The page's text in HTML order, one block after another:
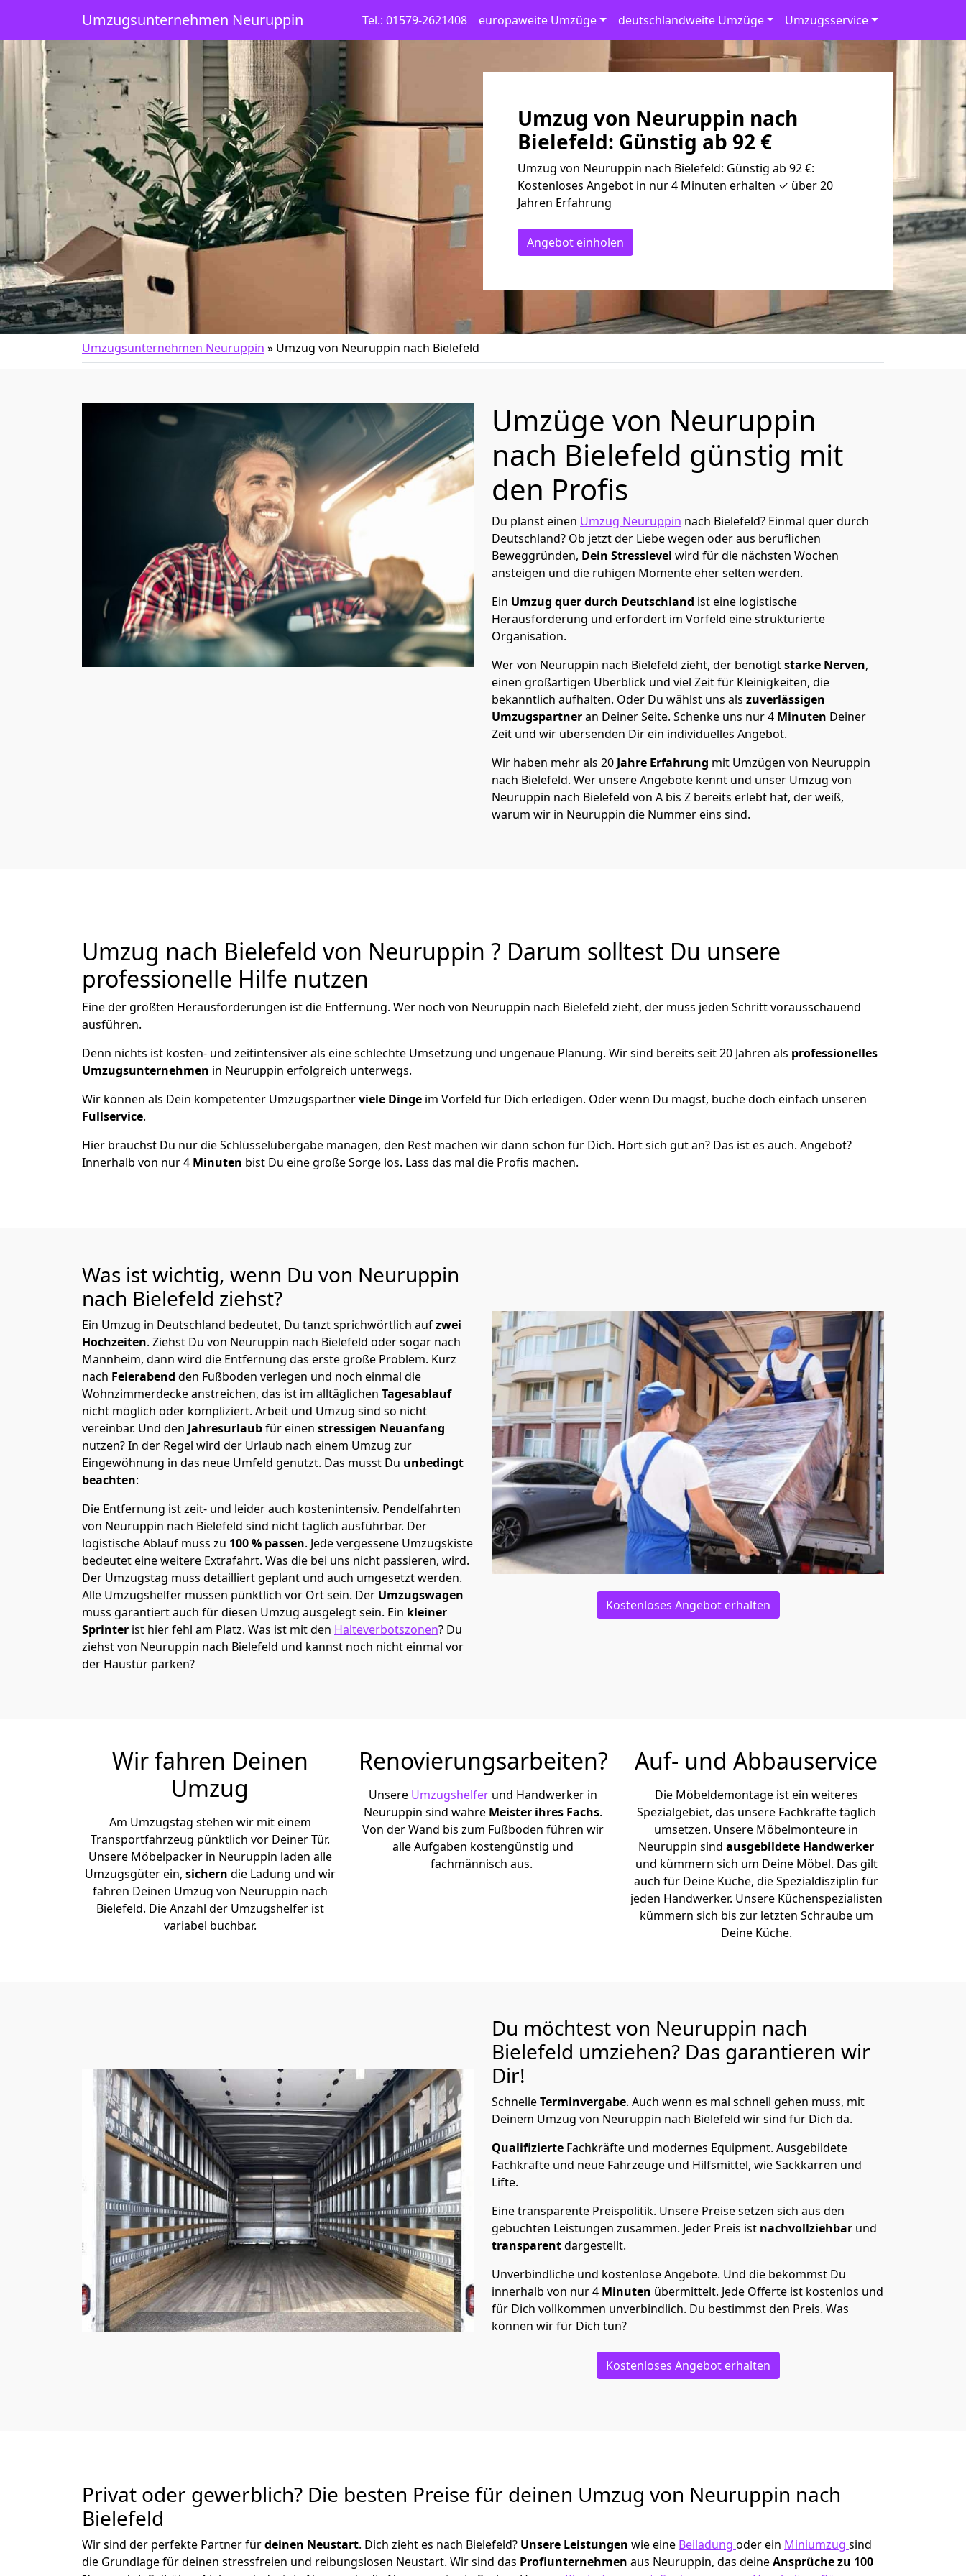
Umzugsunternehmen Neuruppin Tel.: 01579-2621408 europaweite Umzüge deutschlandweite Umzüge Umzugsservice
Umzug von Neuruppin nach
Bielefeld: Günstig ab 92 €
Umzug von Neuruppin nach Bielefeld: Günstig ab 92 €:
Kostenloses Angebot in nur 4 Minuten erhalten ✓ über 20
Jahren Erfahrung
Angebot einholen
Umzugsunternehmen Neuruppin » Umzug von Neuruppin nach Bielefeld
Umzüge von Neuruppin
nach Bielefeld günstig mit
den Profis
Du planst einen Umzug Neuruppin nach Bielefeld? Einmal quer durch
Deutschland? Ob jetzt der Liebe wegen oder aus beruflichen
Beweggründen, Dein Stresslevel wird für die nächsten Wochen
ansteigen und die ruhigen Momente eher selten werden.
Ein Umzug quer durch Deutschland ist eine logistische
Herausforderung und erfordert im Vorfeld eine strukturierte
Organisation.
Wer von Neuruppin nach Bielefeld zieht, der benötigtstarke Nerven,
einen großartigen Überblick und viel Zeit für Kleinigkeiten, die
bekanntlich aufhalten. Oder Du wählst uns als zuverlässigen
Umzugspartneran Deiner Seite. Schenke uns nur4 Minuten Deiner
Zeit und wir übersenden Dir ein individuelles Angebot.
Wir haben mehr als 20 Jahre Erfahrung mit Umzügen von Neuruppin
nach Bielefeld. Wer unsere Angebote kennt und unser Umzug von
Neuruppin nach Bielefeld von A bis Z bereits erlebt hat, der weiß,
warum wir in Neuruppin die Nummer eins sind.
Umzug nach Bielefeld von Neuruppin ? Darum solltest Du unsere
professionelle Hilfe nutzen
Eine der größten Herausforderungen ist die Entfernung. Wer noch von Neuruppin nach Bielefeld zieht, der muss jeden Schritt vorausschauend
ausführen.
Denn nichts ist kosten- und zeitintensiver als eine schlechte Umsetzung und ungenaue Planung. Wir sind bereits seit 20 Jahren als professionelles
Umzugsunternehmen in Neuruppin erfolgreich unterwegs.
Wir können als Dein kompetenter Umzugspartnerviele Dinge im Vorfeld für Dich erledigen. Oder wenn Du magst, buche doch einfach unseren
Fullservice.
Hier brauchst Du nur die Schlüsselübergabe managen, den Rest machen wir dann schon für Dich. Hört sich gut an? Das ist es auch. Angebot?
Innerhalb von nur 4 Minuten bist Du eine große Sorge los. Lass das mal die Profis machen.
Was ist wichtig, wenn Du von Neuruppin
nach Bielefeld ziehst?
Ein Umzug in Deutschland bedeutet, Du tanzt sprichwörtlich aufzwei
Hochzeiten. Ziehst Du von Neuruppin nach Bielefeld oder sogar nach
Mannheim, dann wird die Entfernung das erste große Problem. Kurz
nach Feierabend den Fußboden verlegen und noch einmal die
Wohnzimmerdecke anstreichen, das ist im alltäglichen Tagesablauf
nicht möglich oder kompliziert. Arbeit und Umzug sind so nicht
vereinbar. Und den Jahresurlaubfür einen stressigen Neuanfang
nutzen? In der Regel wird der Urlaub nach einem Umzug zur
Eingewöhnung in das neue Umfeld genutzt. Das musst Du unbedingt
beachten:
Die Entfernung ist zeit- und leider auch kostenintensiv. Pendelfahrten
von Neuruppin nach Bielefeld sind nicht täglich ausführbar. Der
logistische Ablauf muss zu 100 % passen. Jede vergessene Umzugskiste
bedeutet eine weitere Extrafahrt. Was die bei uns nicht passieren, wird.
Der Umzugstag muss detailliert geplant und auch umgesetzt werden.
Alle Umzugshelfer müssen pünktlich vor Ort sein. Der Umzugswagen
muss garantiert auch für diesen Umzug ausgelegt sein. Ein kleiner
Sprinter ist hier fehl am Platz. Was ist mit den Halteverbotszonen? Du
ziehst von Neuruppin nach Bielefeld und kannst noch nicht einmal vor
der Haustür parken?
Kostenloses Angebot erhalten
Wir fahren Deinen
Umzug
Am Umzugstag stehen wir mit einem
Transportfahrzeug pünktlich vor Deiner Tür.
Unsere Möbelpacker in Neuruppin laden alle
Umzugsgüter ein, sichern die Ladung und wir
fahren Deinen Umzug von Neuruppin nach
Bielefeld. Die Anzahl der Umzugshelfer ist
variabel buchbar.
Renovierungsarbeiten?
Unsere Umzugshelfer und Handwerker in
Neuruppin sind wahre Meister ihres Fachs.
Von der Wand bis zum Fußboden führen wir
alle Aufgaben kostengünstig und
fachmännisch aus.
Auf- und Abbauservice
Die Möbeldemontage ist ein weiteres
Spezialgebiet, das unsere Fachkräfte täglich
umsetzen. Unsere Möbelmonteure in
Neuruppin sind ausgebildete Handwerker
und kümmern sich um Deine Möbel. Das gilt
auch für Deine Küche, die Spezialdisziplin für
jeden Handwerker. Unsere Küchenspezialisten
kümmern sich bis zur letzten Schraube um
Deine Küche.
Du möchtest von Neuruppin nach
Bielefeld umziehen? Das garantieren wir
Dir!
SchnelleTerminvergabe. Auch wenn es mal schnell gehen muss, mit
Deinem Umzug von Neuruppin nach Bielefeld wir sind für Dich da.
Qualifizierte Fachkräfte und modernes Equipment. Ausgebildete
Fachkräfte und neue Fahrzeuge und Hilfsmittel, wie Sackkarren und
Lifte.
Eine transparente Preispolitik. Unsere Preise setzen sich aus den
gebuchten Leistungen zusammen. Jeder Preis ist nachvollziehbar und
transparentdargestellt.
Unverbindliche und kostenlose Angebote. Und die bekommst Du
innerhalb von nur4 Minuten übermittelt. Jede Offerte ist kostenlos und
für Dich vollkommen unverbindlich. Du bestimmst den Preis. Was
können wir für Dich tun?
Kostenloses Angebot erhalten
Privat oder gewerblich? Die besten Preise für deinen Umzug von Neuruppin nach
Bielefeld
Wir sind der perfekte Partner fürdeinen Neustart. Dich zieht es nach Bielefeld? Unsere Leistungen wie eine Beiladung oder ein Miniumzug sind
die Grundlage für deinen stressfreien und reibungslosen Neustart. Wir sind das Profiunternehmen aus Neuruppin, das deineAnsprüche zu 100